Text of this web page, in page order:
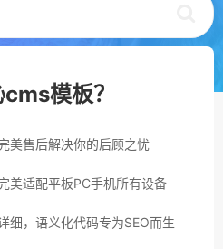
模板？
美售后解决你的后顾之忧
美适配平板PC手机所有设备
细，语义化代码专为SEO而生